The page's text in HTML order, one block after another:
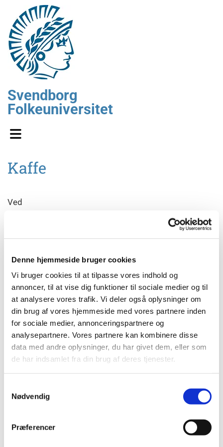
Denne hjemmeside bruger cookies
Vi bruger cookies til at tilpasse vores indhold og
annoncer, til at vise dig funktioner til sociale medier og til
at analysere vores trafik. Vi deler også oplysninger om
din brug af vores hjemmeside med vores partnere inden
for sociale medier, annonceringspartnere og
analysepartnere. Vores partnere kan kombinere disse
data med andre oplysninger, du har givet dem, eller som
de har indsamlet fra din brug af deres tjenester.
Nødvendig
Præferencer
Svendborg
Folkeuniversitet
Kaffe
Ved
landbrugsværdikæder, Institut for Fødevare- og
Ressourceøkonomi, Københavns Universitet.
Sanchez Barfod, Institut for Biologi, Aarhus Universitet.
Kjeld Hermansen, læge og lektor emeritus i diabetes og
ernæring, Institut for Klinisk Medicin, Aarhus Universitet.
Tirsdag d. 3. november 18.45-21.00
Sted:
SEF, Fåborgvej 44, 5700 Svendborg
Auditoriet).
Livestream fra Aarhus Universitet.
Hør tre forskere fortælle om kaffe – om kaffeplantens
biologi, dens dyrkning og bearbejdning til den kaffe vi
drikker, om bæredygtig kaffe, om den betydning